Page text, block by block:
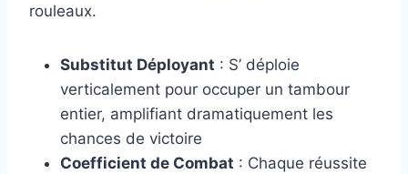
rouleaux.
Substitut Déployant : S’ déploie
verticalement pour occuper un tambour
entier, amplifiant dramatiquement les
chances de victoire
Coefficient de Combat : Chaque réussite